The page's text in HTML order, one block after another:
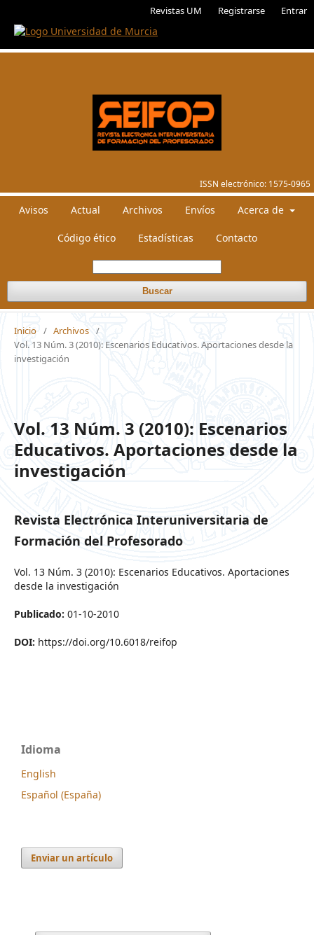
Revistas UM Registrarse Entrar
ISSN electrónico: 1575-0965
Avisos Actual Archivos Envíos Acerca de
Código ético Estadísticas Contacto
Buscar
Inicio / Archivos /
Vol. 13 Núm. 3 (2010): Escenarios Educativos. Aportaciones desde la
investigación
Vol. 13 Núm. 3 (2010): Escenarios
Educativos. Aportaciones desde la
investigación
Revista Electrónica Interuniversitaria de
Formación del Profesorado
Vol. 13 Núm. 3 (2010): Escenarios Educativos. Aportaciones
desde la investigación
Publicado: 01-10-2010
DOI: https://doi.org/10.6018/reifop
Idioma
English
Español (España)
Enviar un artículo